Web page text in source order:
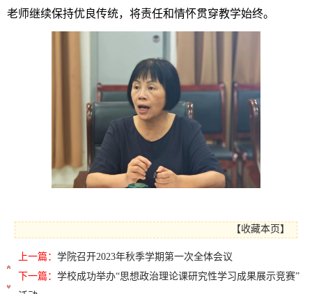
老师继续保持优良传统，将责任和情怀贯穿教学始终。
【收藏本页 】
上一篇： 学院召开2023年秋季学期第一次全体会议
下一篇： 学校成功举办“思想政治理论课研究性学习成果展示竞赛”